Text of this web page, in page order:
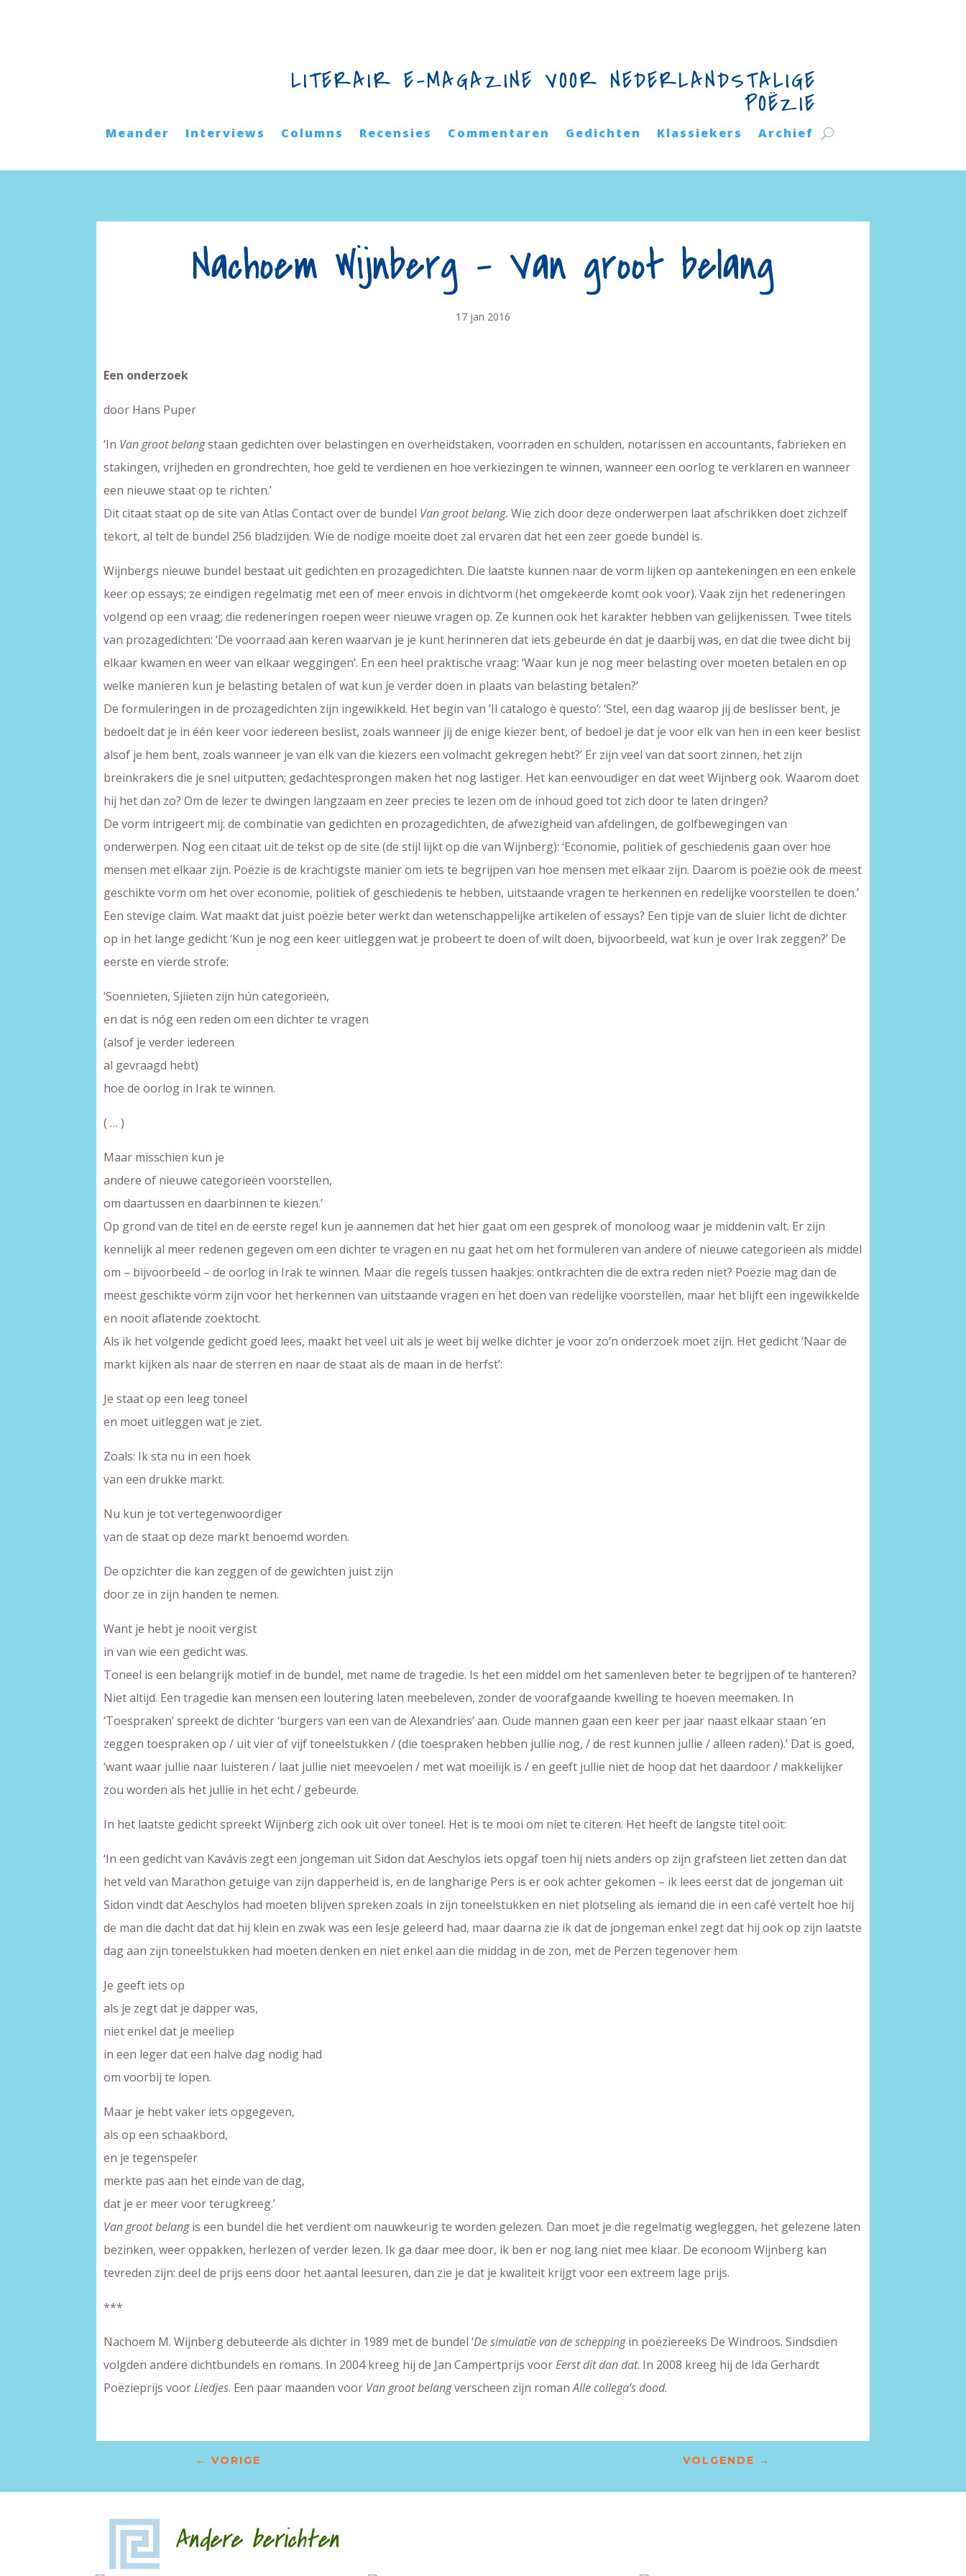
LITERAIR E-MAGAZINE VOOR NEDERLANDSTALIGE
POËZIE
Meander Interviews Columns Recensies Commentaren Gedichten Klassiekers Archief
Nachoem Wijnberg – Van groot belang
17 jan 2016
Een onderzoek
door Hans Puper
‘In Van groot belangstaan gedichten over belastingen en overheidstaken, voorraden en schulden, notarissen en accountants, fabrieken en
stakingen, vrijheden en grondrechten, hoe geld te verdienen en hoe verkiezingen te winnen, wanneer een oorlog te verklaren en wanneer
een nieuwe staat op te richten.’
Dit citaat staat op de site van Atlas Contact over de bundel Van groot belang. Wie zich door deze onderwerpen laat afschrikken doet zichzelf
tekort, al telt de bundel 256 bladzijden. Wie de nodige moeite doet zal ervaren dat het een zeer goede bundel is.
Wijnbergs nieuwe bundel bestaat uit gedichten en prozagedichten. Die laatste kunnen naar de vorm lijken op aantekeningen en een enkele
keer op essays; ze eindigen regelmatig met een of meer envois in dichtvorm (het omgekeerde komt ook voor). Vaak zijn het redeneringen
volgend op een vraag; die redeneringen roepen weer nieuwe vragen op. Ze kunnen ook het karakter hebben van gelijkenissen. Twee titels
van prozagedichten: ‘De voorraad aan keren waarvan je je kunt herinneren dat iets gebeurde én dat je daarbij was, en dat die twee dicht bij
elkaar kwamen en weer van elkaar weggingen’. En een heel praktische vraag: ‘Waar kun je nog meer belasting over moeten betalen en op
welke manieren kun je belasting betalen of wat kun je verder doen in plaats van belasting betalen?’
De formuleringen in de prozagedichten zijn ingewikkeld. Het begin van ‘Il catalogo è questo’: ‘Stel, een dag waarop jij de beslisser bent, je
bedoelt dat je in één keer voor iedereen beslist, zoals wanneer jij de enige kiezer bent, of bedoel je dat je voor elk van hen in een keer beslist
alsof je hem bent, zoals wanneer je van elk van die kiezers een volmacht gekregen hebt?’ Er zijn veel van dat soort zinnen, het zijn
breinkrakers die je snel uitputten; gedachtesprongen maken het nog lastiger. Het kan eenvoudiger en dat weet Wijnberg ook. Waarom doet
hij het dan zo? Om de lezer te dwingen langzaam en zeer precies te lezen om de inhoud goed tot zich door te laten dringen?
De vorm intrigeert mij: de combinatie van gedichten en prozagedichten, de afwezigheid van afdelingen, de golfbewegingen van
onderwerpen. Nog een citaat uit de tekst op de site (de stijl lijkt op die van Wijnberg): ‘Economie, politiek of geschiedenis gaan over hoe
mensen met elkaar zijn. Poëzie is de krachtigste manier om iets te begrijpen van hoe mensen met elkaar zijn. Daarom is poëzie ook de meest
geschikte vorm om het over economie, politiek of geschiedenis te hebben, uitstaande vragen te herkennen en redelijke voorstellen te doen.’
Een stevige claim. Wat maakt dat juist poëzie beter werkt dan wetenschappelijke artikelen of essays? Een tipje van de sluier licht de dichter
op in het lange gedicht ‘Kun je nog een keer uitleggen wat je probeert te doen of wilt doen, bijvoorbeeld, wat kun je over Irak zeggen?’ De
eerste en vierde strofe:
‘Soennieten, Sjiieten zijn hún categorieën,
en dat is nóg een reden om een dichter te vragen
(alsof je verder iedereen
al gevraagd hebt)
hoe de oorlog in Irak te winnen.
( … )
Maar misschien kun je
andere of nieuwe categorieën voorstellen,
om daartussen en daarbinnen te kiezen.’
Op grond van de titel en de eerste regel kun je aannemen dat het hier gaat om een gesprek of monoloog waar je middenin valt. Er zijn
kennelijk al meer redenen gegeven om een dichter te vragen en nu gaat het om het formuleren van andere of nieuwe categorieën als middel
om – bijvoorbeeld – de oorlog in Irak te winnen. Maar die regels tussen haakjes: ontkrachten die de extra reden niet? Poëzie mag dan de
meest geschikte vorm zijn voor het herkennen van uitstaande vragen en het doen van redelijke voorstellen, maar het blijft een ingewikkelde
en nooit aflatende zoektocht.
Als ik het volgende gedicht goed lees, maakt het veel uit als je weet bij welke dichter je voor zo’n onderzoek moet zijn. Het gedicht ‘Naar de
markt kijken als naar de sterren en naar de staat als de maan in de herfst’:
Je staat op een leeg toneel
en moet uitleggen wat je ziet.
Zoals: Ik sta nu in een hoek
van een drukke markt.
Nu kun je tot vertegenwoordiger
van de staat op deze markt benoemd worden.
De opzichter die kan zeggen of de gewichten juist zijn
door ze in zijn handen te nemen.
Want je hebt je nooit vergist
in van wie een gedicht was.
Toneel is een belangrijk motief in de bundel, met name de tragedie. Is het een middel om het samenleven beter te begrijpen of te hanteren?
Niet altijd. Een tragedie kan mensen een loutering laten meebeleven, zonder de voorafgaande kwelling te hoeven meemaken. In
‘Toespraken’ spreekt de dichter ‘burgers van een van de Alexandriës’ aan. Oude mannen gaan een keer per jaar naast elkaar staan ‘en
zeggen toespraken op / uit vier of vijf toneelstukken / (die toespraken hebben jullie nog, / de rest kunnen jullie / alleen raden).’ Dat is goed,
‘want waar jullie naar luisteren / laat jullie niet meevoelen / met wat moeilijk is / en geeft jullie niet de hoop dat het daardoor / makkelijker
zou worden als het jullie in het echt / gebeurde.
In het laatste gedicht spreekt Wijnberg zich ook uit over toneel. Het is te mooi om niet te citeren. Het heeft de langste titel ooit:
‘In een gedicht van Kavávis zegt een jongeman uit Sidon dat Aeschylos iets opgaf toen hij niets anders op zijn grafsteen liet zetten dan dat
het veld van Marathon getuige van zijn dapperheid is, en de langharige Pers is er ook achter gekomen – ik lees eerst dat de jongeman uit
Sidon vindt dat Aeschylos had moeten blijven spreken zoals in zijn toneelstukken en niet plotseling als iemand die in een café vertelt hoe hij
de man die dacht dat dat hij klein en zwak was een lesje geleerd had, maar daarna zie ik dat de jongeman enkel zegt dat hij ook op zijn laatste
dag aan zijn toneelstukken had moeten denken en niet enkel aan die middag in de zon, met de Perzen tegenover hem
Je geeft iets op
als je zegt dat je dapper was,
niet enkel dat je meeliep
in een leger dat een halve dag nodig had
om voorbij te lopen.
Maar je hebt vaker iets opgegeven,
als op een schaakbord,
en je tegenspeler
merkte pas aan het einde van de dag,
dat je er meer voor terugkreeg.’
Van groot belangis een bundel die het verdient om nauwkeurig te worden gelezen. Dan moet je die regelmatig wegleggen, het gelezene laten
bezinken, weer oppakken, herlezen of verder lezen. Ik ga daar mee door, ik ben er nog lang niet mee klaar. De econoom Wijnberg kan
tevreden zijn: deel de prijs eens door het aantal leesuren, dan zie je dat je kwaliteit krijgt voor een extreem lage prijs.
***
Nachoem M. Wijnberg debuteerde als dichter in 1989 met de bundel ‘De simulatie van de scheppingin poëziereeks De Windroos. Sindsdien
volgden andere dichtbundels en romans. In 2004 kreeg hij de Jan Campertprijs voorEerst dit dan dat. In 2008 kreeg hij de Ida Gerhardt
Poëzieprijs voorLiedjes. Een paar maanden voor Van groot belangverscheen zijn romanAlle collega’s dood.
← VORIGE VOLGENDE →
Andere berichten